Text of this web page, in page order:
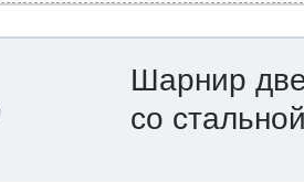
Шарнир
со